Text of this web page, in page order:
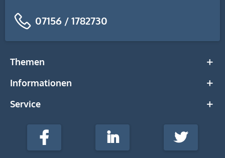
07156 / 1782730
Themen
Informationen
Service
stempel-
Media
Facebook LinkedIn Twitter